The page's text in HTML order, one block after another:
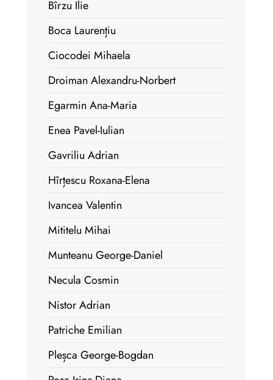
Bîrzu Ilie
Boca Laurențiu
Ciocodei Mihaela
Droiman Alexandru-Norbert
Egarmin Ana-Maria
Enea Pavel-Iulian
Gavriliu Adrian
Hîrțescu Roxana-Elena
Ivancea Valentin
Mititelu Mihai
Munteanu George-Daniel
Necula Cosmin
Nistor Adrian
Patriche Emilian
Pleșca George-Bogdan